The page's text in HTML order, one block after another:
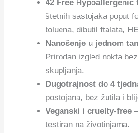
42 Free Hypoallergenic
štetnih sastojaka poput
toluena, dibutil ftalata,
Nanošenje u jednom
Prirodan izgled nokta
skupljanja.
Dugotrajnost do 4
postojana, bez žutila i
Veganski i cruelty-free
testiran na životinjama.